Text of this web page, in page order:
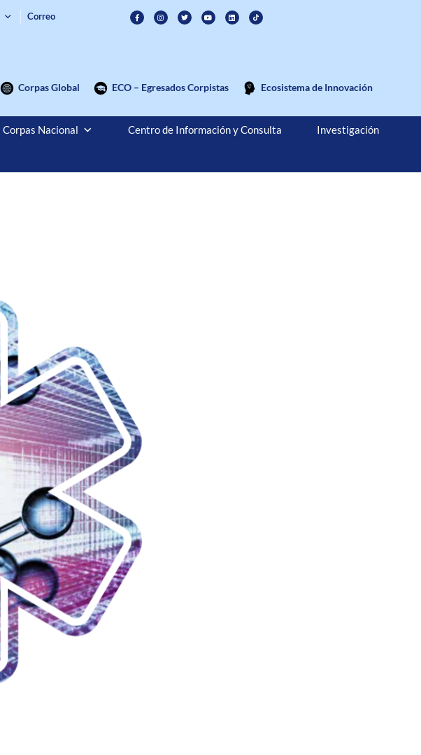
Correo
Corpas Global ECO – Egresados Corpistas Ecosistema de Innovación
Corpas Nacional Centro de Información y Consulta Investigación